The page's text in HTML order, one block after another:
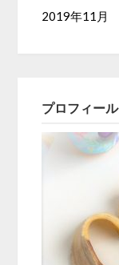
2019年11月
プロフィール